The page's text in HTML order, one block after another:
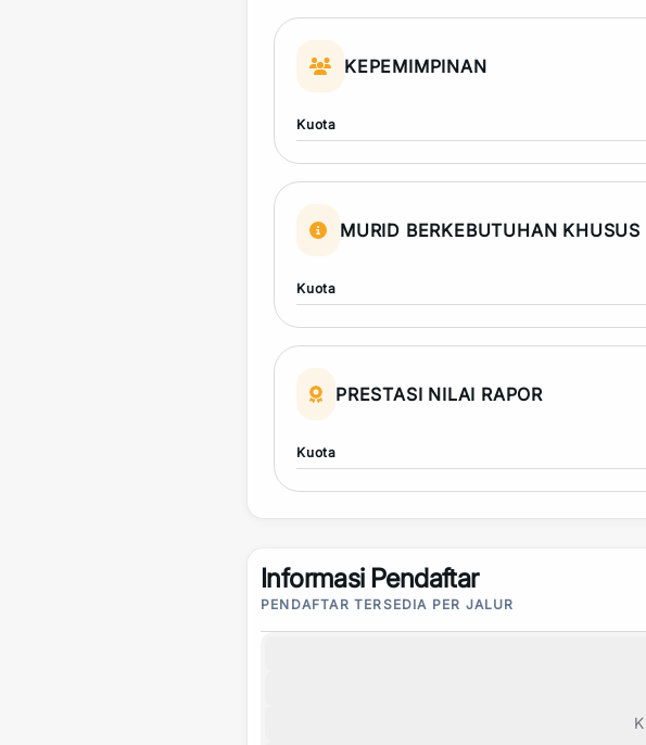
KEPEMIMPINAN
Kuota
MURID BERKEBUTUHAN KHUSUS
Kuota
PRESTASI NILAI RAPOR
Kuota
Informasi Pendaftar
PENDAFTAR TERSEDIA PER JALUR